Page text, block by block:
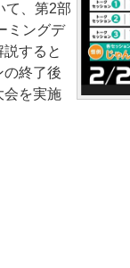
て、第2部
ミングデ
すると
の終了後
会を実施